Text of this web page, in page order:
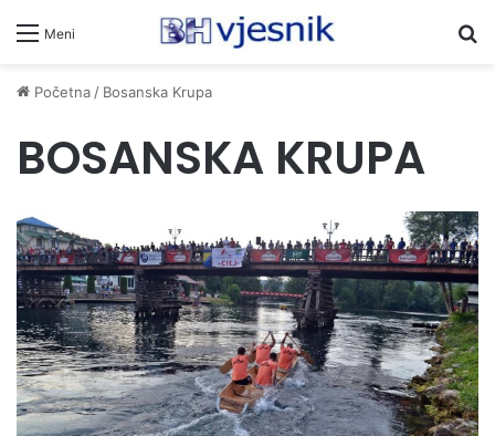
Meni
Početna/ Bosanska Krupa
BOSANSKA KRUPA